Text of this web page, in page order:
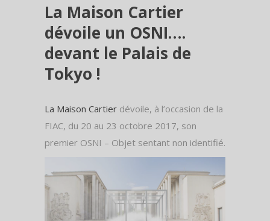
La Maison Cartier
dévoile un OSNI….
devant le Palais de
Tokyo !
La Maison Cartier dévoile, à l’occasion de la
FIAC, du 20 au 23 octobre 2017, son
premier OSNI – Objet sentant non identifié.